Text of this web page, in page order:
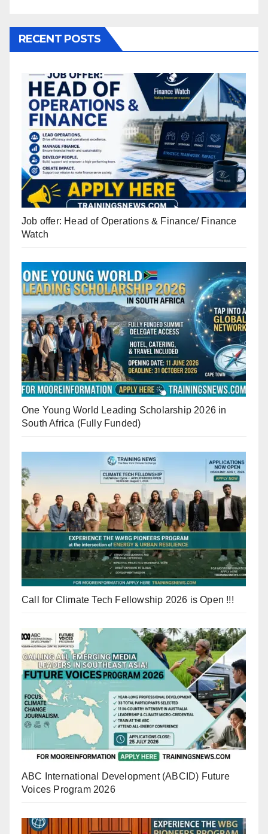
RECENT POSTS
Job offer: Head of Operations & Finance/ Finance
Watch
One Young World Leading Scholarship 2026 in
South Africa (Fully Funded)
Call for Climate Tech Fellowship 2026 is Open !!!
ABC International Development (ABCID) Future
Voices Program 2026